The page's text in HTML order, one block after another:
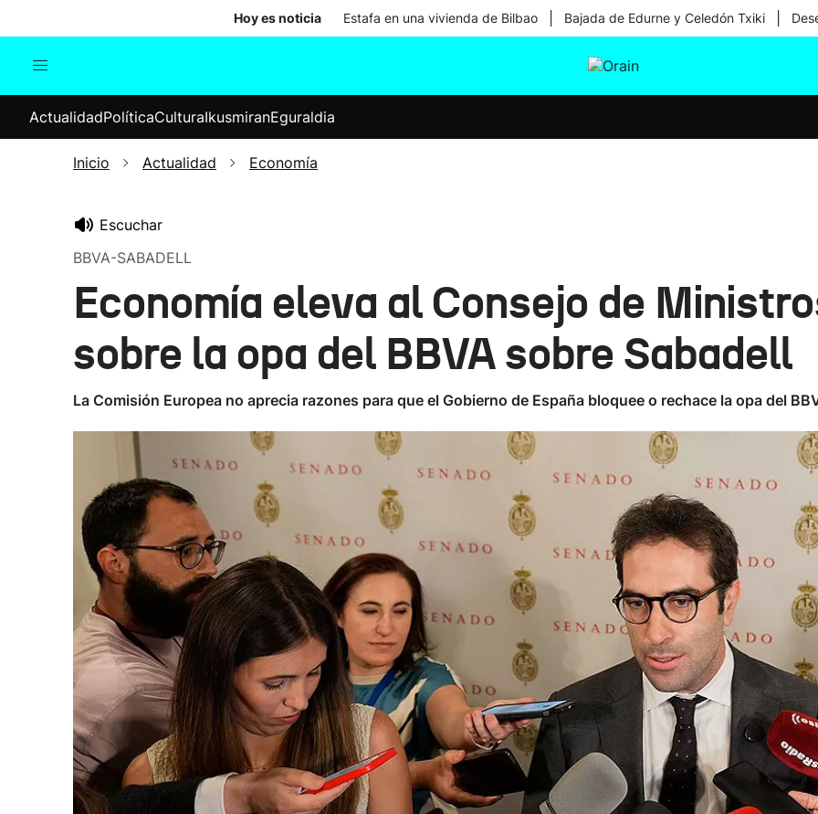
Hoy es noticia Estafa en una vivienda de Bilbao Bajada de Edurne y Celedón Txiki
Internacional
Elecciones
ActualidadPolíticaCulturaIkusmiranEguraldia
Inicio Actualidad Economía
Escuchar
BBVA-SABADELL
Economía eleva al Consejo de
sobre la opa del BBVA sobre Sabadell
La Comisión Europea no aprecia razones para que el Gobierno de España bloquee o rechace la opa del